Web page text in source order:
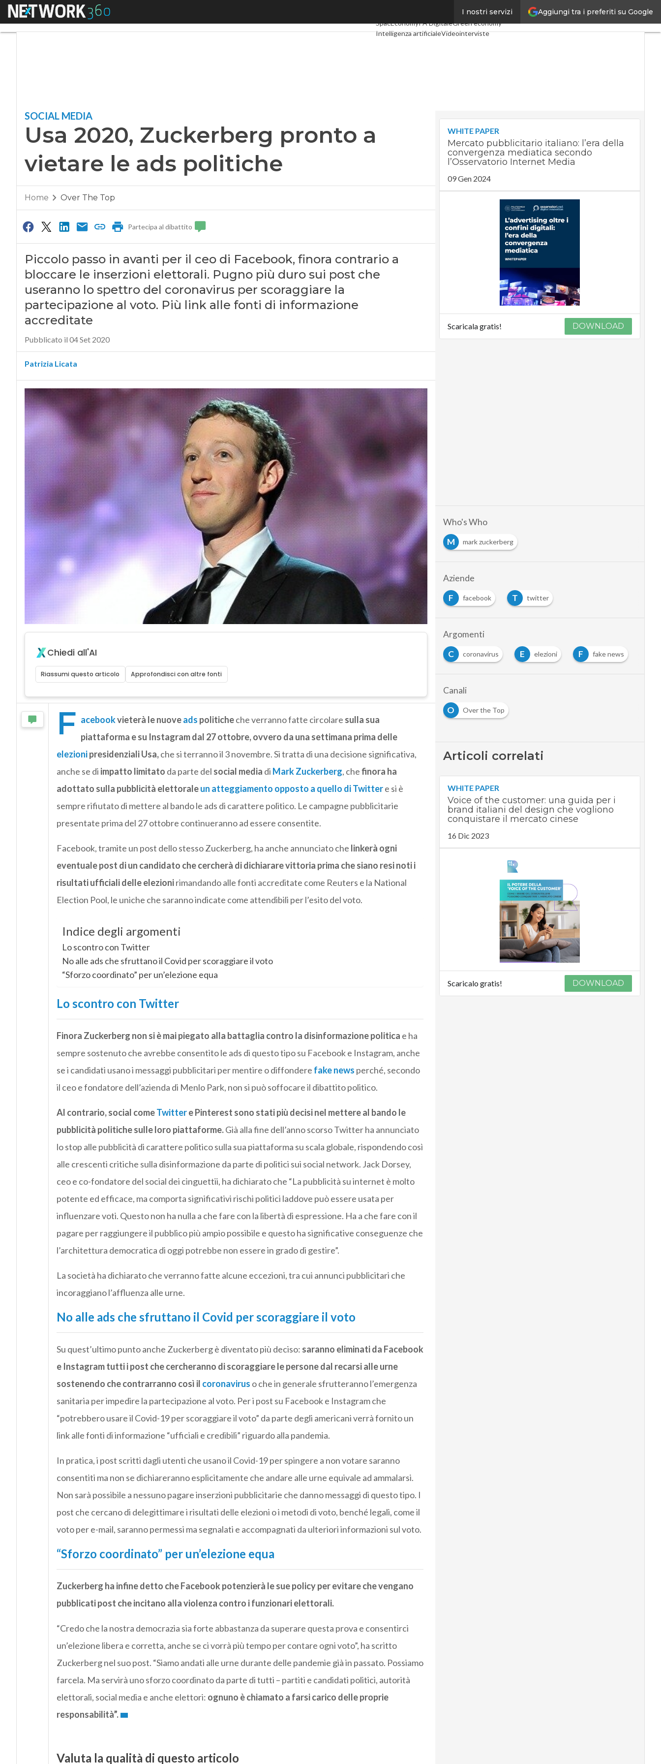
Aggiungi tra i preferiti su Google
I nostri servizi
Menu Digital Economy TelcoIndustria 4.0
SpacEconomyPA DigitaleGreen economy
Intelligenza artificialeVideointerviste
SOCIAL MEDIA
Usa 2020, Zuckerberg pronto a
vietare le ads politiche
Home Over The Top
Partecipa al dibattito
Piccolo passo in avanti per il ceo di Facebook, finora contrario a
bloccare le inserzioni elettorali. Pugno più duro sui post che
useranno lo spettro del coronavirus per scoraggiare la
partecipazione al voto. Più link alle fonti di informazione
accreditate
Pubblicato il 04 Set 2020
Patrizia Licata
Chiedi all'AI
Riassumi questo articolo Approfondisci con altre fonti
F acebookvieterà le nuoveads politicheche verranno fatte circolare sulla sua
piattaforma e su Instagram dal 27 ottobre, ovvero da una settimana prima delle
elezionipresidenziali Usa,che si terranno il 3 novembre. Si tratta di una decisione significativa,
anche se di impatto limitato da parte del social media di Mark Zuckerberg, chefinora ha
adottato sulla pubblicità elettoraleun atteggiamento opposto a quello di Twittere si è
sempre rifiutato di mettere al bando le ads di carattere politico. Le campagne pubblicitarie
presentate prima del 27 ottobre continueranno ad essere consentite.
Facebook, tramite un post dello stesso Zuckerberg, ha anche annunciato che linkerà ogni
eventuale post di un candidato che cercherà di dichiarare vittoria prima che siano resi noti i
risultati ufficiali delle elezionirimandando alle fonti accreditate come Reuters e la National
Election Pool, le uniche che saranno indicate come attendibili per l’esito del voto.
Indice degli argomenti
Lo scontro con Twitter
No alle ads che sfruttano il Covid per scoraggiare il voto
“Sforzo coordinato” per un’elezione equa
Lo scontro con Twitter
Finora Zuckerberg non si è mai piegato alla battaglia contro la disinformazione politica e ha
sempre sostenuto che avrebbe consentito le ads di questo tipo su Facebook e Instagram, anche
se i candidati usano i messaggi pubblicitari per mentire o diffondere fake news perché, secondo
il ceo e fondatore dell’azienda di Menlo Park, non si può soffocare il dibattito politico.
Al contrario, social comeTwittere Pinterest sono stati più decisi nel mettere al bando le
pubblicità politiche sulle loro piattaforme.Già alla fine dell’anno scorso Twitter ha annunciato
lo stop alle pubblicità di carattere politico sulla sua piattaforma su scala globale, rispondendo così
alle crescenti critiche sulla disinformazione da parte di politici sui social network. Jack Dorsey,
ceo e co-fondatore del social dei cinguettii, ha dichiarato che “La pubblicità su internet è molto
potente ed efficace, ma comporta significativi rischi politici laddove può essere usata per
influenzare voti. Questo non ha nulla a che fare con la libertà di espressione. Ha a che fare con il
pagare per raggiungere il pubblico più ampio possibile e questo ha significative conseguenze che
l’architettura democratica di oggi potrebbe non essere in grado di gestire”.
La società ha dichiarato che verranno fatte alcune eccezioni, tra cui annunci pubblicitari che
incoraggiano l’affluenza alle urne.
No alle ads che sfruttano il Covid per scoraggiare il voto
Su quest’ultimo punto anche Zuckerberg è diventato più deciso: saranno eliminati da Facebook
e Instagram tutti i post che cercheranno di scoraggiare le persone dal recarsi alle urne
sostenendo che contrarranno così il coronavirus o che in generale sfrutteranno l’emergenza
sanitaria per impedire la partecipazione al voto. Per i post su Facebook e Instagram che
“potrebbero usare il Covid-19 per scoraggiare il voto” da parte degli americani verrà fornito un
link alle fonti di informazione “ufficiali e credibili” riguardo alla pandemia.
In pratica, i post scritti dagli utenti che usano il Covid-19 per spingere a non votare saranno
consentiti ma non se dichiareranno esplicitamente che andare alle urne equivale ad ammalarsi.
Non sarà possibile a nessuno pagare inserzioni pubblicitarie che danno messaggi di questo tipo. I
post che cercano di delegittimare i risultati delle elezioni o i metodi di voto, benché legali, come il
voto per e-mail, saranno permessi ma segnalati e accompagnati da ulteriori informazioni sul voto.
“Sforzo coordinato” per un’elezione equa
Zuckerberg ha infine detto che Facebook potenzierà le sue policy per evitare che vengano
pubblicati post che incitano alla violenza contro i funzionari elettorali.
“Credo che la nostra democrazia sia forte abbastanza da superare questa prova e consentirci
un’elezione libera e corretta, anche se ci vorrà più tempo per contare ogni voto”, ha scritto
Zuckerberg nel suo post. “Siamo andati alle urne durante delle pandemie già in passato. Possiamo
farcela. Ma servirà uno sforzo coordinato da parte di tutti – partiti e candidati politici, autorità
elettorali, social media e anche elettori: ognuno è chiamato a farsi carico delle proprie
responsabilità”.
Valuta la qualità di questo articolo
WHITE PAPER
Mercato pubblicitario italiano: l’era della
convergenza mediatica secondo
l’Osservatorio Internet Media
09 Gen 2024
Scaricala gratis! DOWNLOAD
Who's Who
M
mark zuckerberg
Aziende
F
facebook T twitter
Argomenti
C coronavirus E elezioni F fake news
Canali
O
Over the Top
Articoli correlati
WHITE PAPER
Voice of the customer: una guida per i
brand italiani del design che vogliono
conquistare il mercato cinese
16 Dic 2023
Scaricalo gratis! DOWNLOAD